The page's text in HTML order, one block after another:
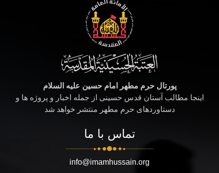
پورتال حرم مطهر امام حسین علیه السلام
اینجا مطالب آستان قدس حسینی از جمله اخبار و پروژه ها و
دستاوردهای حرم مطهر منتشر خواهد شد
تماس با ما
info@imamhussain.org